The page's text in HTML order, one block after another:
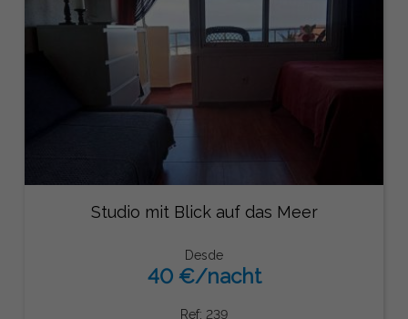
Studio mit Blick auf das Meer
Desde
40 €/nacht
Ref: 239